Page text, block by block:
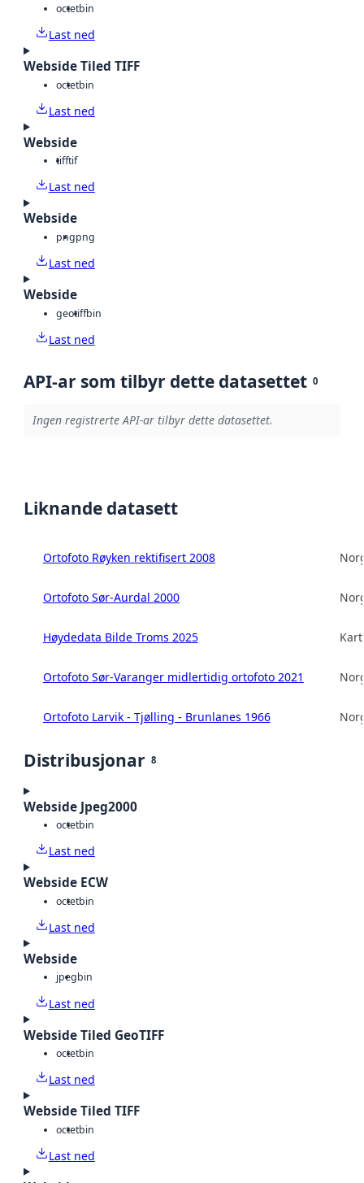
octetbin
Last ned
Webside Tiled TIFF
octetbin
Last ned
Webside
tifftif
Last ned
Webside
pngpng
Last ned
Webside
geotiffbin
Last ned
API-ar som tilbyr dette datasettet 0
Ingen registrerte API-ar tilbyr dette datasettet.
Liknande datasett
Ortofoto Røyken rektifisert 2008
Ortofoto Sør-Aurdal 2000
Høydedata Bilde Troms 2025
Ortofoto Sør-Varanger midlertidig ortofoto 2021
Ortofoto Larvik - Tjølling - Brunlanes 1966
Distribusjonar 8
Webside Jpeg2000
octetbin
Last ned
Webside ECW
octetbin
Last ned
Webside
jpegbin
Last ned
Webside Tiled GeoTIFF
octetbin
Last ned
Webside Tiled TIFF
octetbin
Last ned